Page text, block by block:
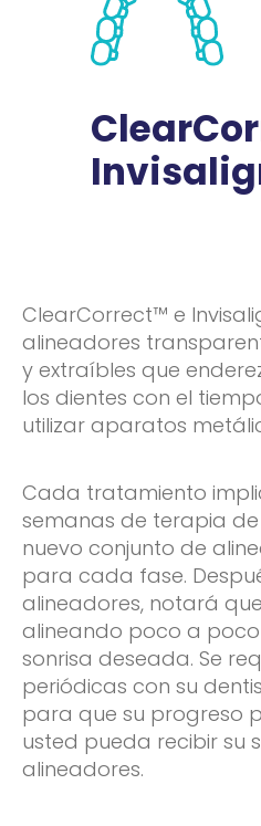
ClearCorrect™ e
alineadores
y extraíbles que
los dientes con el
utilizar aparatos
Cada tratamiento
semanas de terapia
nuevo conjunto de
para cada fase.
alineadores, notará
alineando poco a
sonrisa deseada. Se
periódicas con su
para que su progreso
usted pueda recibir su
alineadores.